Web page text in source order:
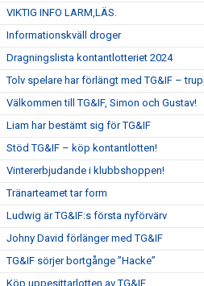
VIKTIG INFO LARM,LÄS.
Informationskväll droger
Dragningslista kontantlotteriet 2024
Tolv spelare har förlängt med TG&IF –
Välkommen till TG&IF, Simon och Gustav!
Liam har bestämt sig för TG&IF
Stöd TG&IF – köp kontantlotten!
Vintererbjudande i klubbshoppen!
Tränarteamet tar form
Ludwig är TG&IF:s första nyförvärv
Johny David förlänger med TG&IF
TG&IF sörjer bortgånge ”Hacke”
Köp uppesittarlotten av TG&IF